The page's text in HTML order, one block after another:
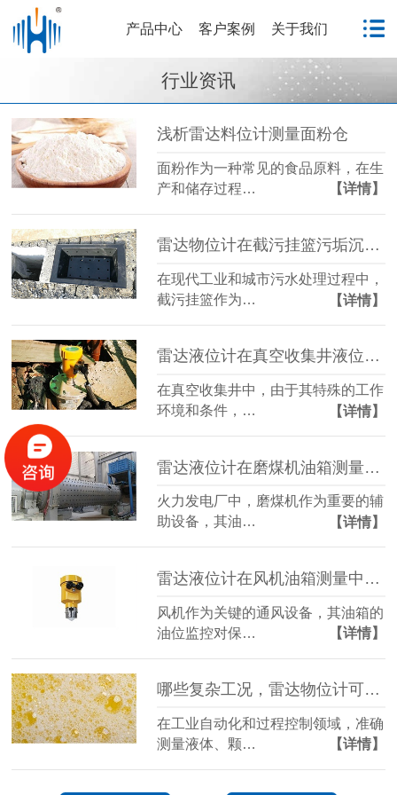
产品中心 客户案例 关于我们
行业资讯
浅析雷达料位计测量面粉仓
面粉作为一种常见的食品原料，在生
产和储存过程…
【详情】
雷达物位计在截污挂篮污垢沉积监测中的应用
在现代工业和城市污水处理过程中，
截污挂篮作为…
【详情】
雷达液位计在真空收集井液位测量中的应用分析
在真空收集井中，由于其特殊的工作
环境和条件，…
【详情】
雷达液位计在磨煤机油箱测量中的应用
火力发电厂中，磨煤机作为重要的辅
助设备，其油…
【详情】
雷达液位计在风机油箱测量中的应用
风机作为关键的通风设备，其油箱的
油位监控对保…
【详情】
哪些复杂工况，雷达物位计可以轻松应对
在工业自动化和过程控制领域，准确
测量液体、颗…
【详情】